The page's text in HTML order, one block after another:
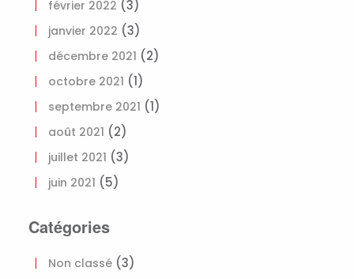
février 2022 (3)
janvier 2022 (3)
décembre 2021 (2)
octobre 2021 (1)
septembre 2021 (1)
août 2021 (2)
juillet 2021 (3)
juin 2021 (5)
Catégories
Non classé (3)